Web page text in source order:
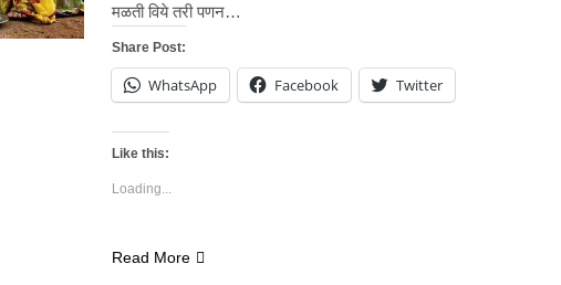
मळती विये तरी पणन…
Share Post:
WhatsApp Facebook Twitter
Like this:
Loading...
Read More